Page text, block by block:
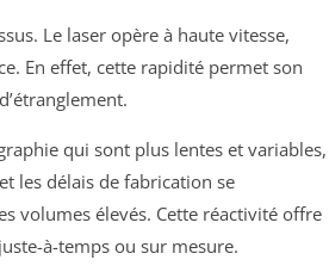
Le laser opère à haute vitesse,
En effet, cette rapidité permet son
qui sont plus lentes et variables,
les délais de fabrication se
volumes élevés. Cette réactivité offre
à-temps ou sur mesure.